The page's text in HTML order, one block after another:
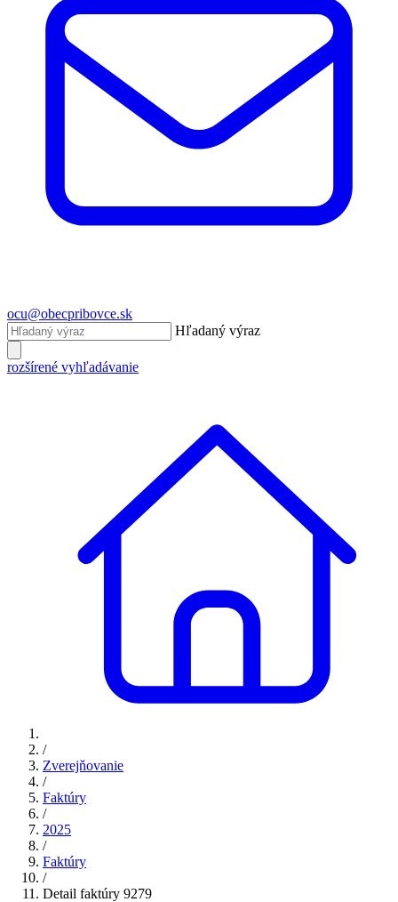
ocu@obecpribovce.sk
Hľadaný výraz
rozšírené vyhľadávanie
/
Zverejňovanie
/
Faktúry
/
2025
/
Faktúry
/
Detail faktúry 9279